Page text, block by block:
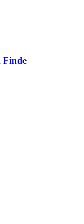
Finde